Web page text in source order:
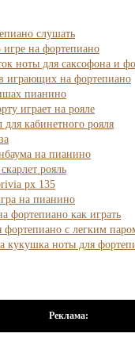
слушать
игре на фортепиано
ноты для саксофона и
на фортепиано
пианино
играет на рояле
кабинетного рояля
на пианино
рояль
px 135
на пианино
фортепиано как играть
фортепиано с легким
кукушка ноты для
Реклама: